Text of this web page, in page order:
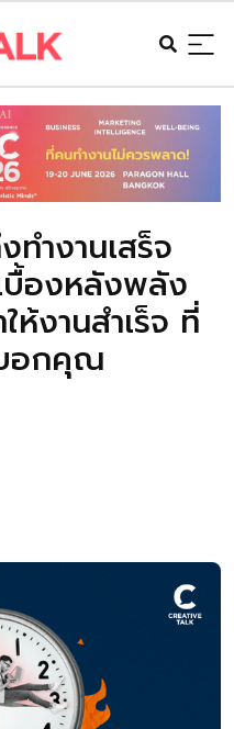
ำงานเสร็จ
บื้องหลังพลัง
ห้งานสำเร็จ ที่
อกคุณ